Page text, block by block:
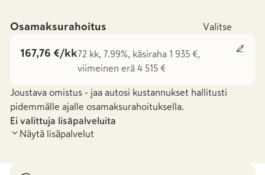
Osamaksurahoitus Valitse
167,76 €/kk72 kk, 7.99%, käsiraha 1 935 €,
viimeinen erä 4 515 €
Joustava omistus - jaa autosi kustannukset hallitusti
pidemmälle ajalle osamaksurahoituksella.
Ei valittuja lisäpalveluita
Näytä lisäpalvelut